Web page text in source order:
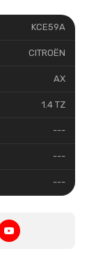
KCE59A
CITROËN
AX
1.4 TZ
---
---
---